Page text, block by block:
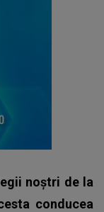
noștri de la
conducea